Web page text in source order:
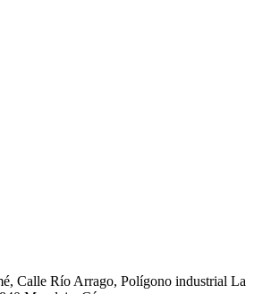
Calle Río Arrago, Polígono industrial La